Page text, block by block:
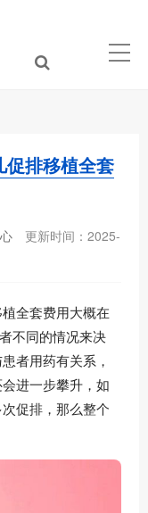
促排移植全套
更新时间：2025-
全套费用大概在
不同的情况来决
者用药有关系，
进一步攀升，如
促排，那么整个